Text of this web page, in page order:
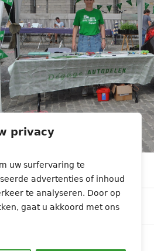
privacy
uw surfervaring te
advertenties of inhoud
te analyseren. Door op
gaat u akkoord met ons